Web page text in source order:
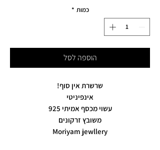
כמות *
הוספה לסל
שרשרת אין סוף!
אינפיניטי
עשוי מכסף אמיתי 925
משובץ זרקונים
Moriyam jewllery